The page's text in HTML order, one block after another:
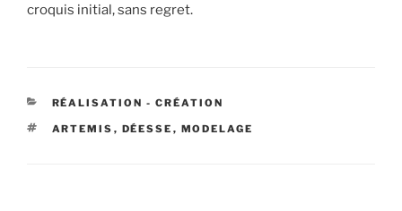
croquis initial, sans regret.
CATÉGORIES
RÉALISATION - CRÉATION
ÉTIQUETTES
ARTEMIS , DÉESSE , MODELAGE